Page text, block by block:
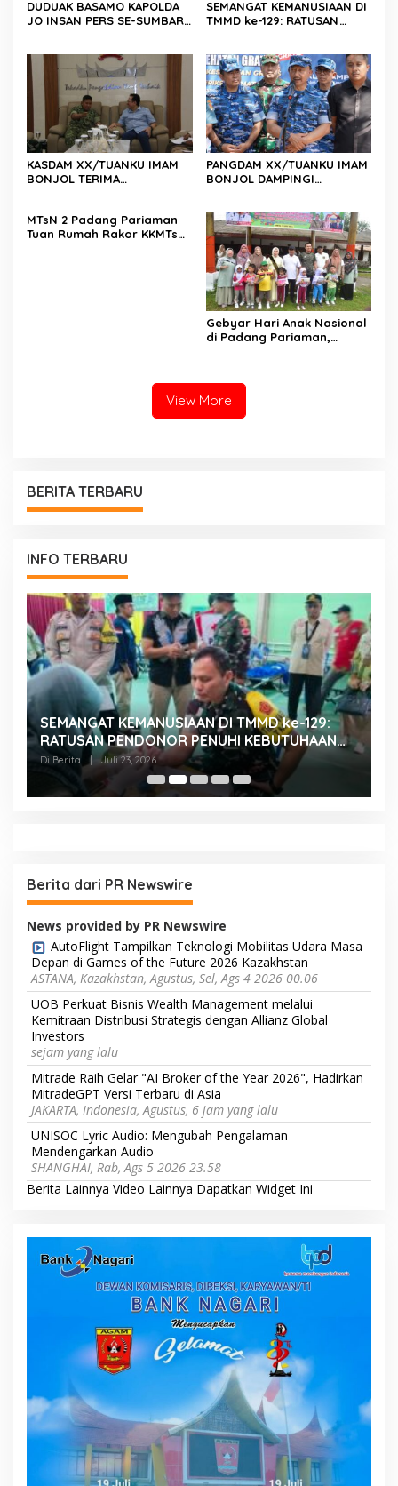
DUDUAK BASAMO KAPOLDA
JO INSAN PERS SE-SUMBAR,
Polri dan Media Demi
Kepentingan Masyarakat
SEMANGAT KEMANUSIAAN DI
TMMD ke-129: RATUSAN
KASDAM XX/TUANKU IMAM
BONJOL TERIMA
GUSMAN, S.E., M.B.A., DI
MAKODAM
PANGDAM XX/TUANKU IMAM
BONJOL DAMPINGI
SJAHRIR
MTsN 2 Padang Pariaman
Tuan Rumah Rakor KKMTs
Gebyar Hari Anak Nasional
di Padang Pariaman,
untuk Semua Anak
View More
BERITA TERBARU
INFO TERBARU
SEMANGAT KEMANUSIAAN DI TMMD ke-129:
RATUSAN PENDONOR PENUHI KEBUTUHAAN
STOK DARAH
Di Berita | Juli 23, 2026
Berita dari PR Newswire
News provided by PR Newswire
AutoFlight Tampilkan Teknologi Mobilitas Udara Masa
Depan di Games of the Future 2026 Kazakhstan
ASTANA, Kazakhstan, Agustus, Sel, Ags 4 2026 00.06
UOB Perkuat Bisnis Wealth Management melalui
Kemitraan Distribusi Strategis dengan Allianz Global
Investors
sejam yang lalu
Mitrade Raih Gelar "AI Broker of the Year 2026", Hadirkan
MitradeGPT Versi Terbaru di Asia
JAKARTA, Indonesia, Agustus, 6 jam yang lalu
UNISOC Lyric Audio: Mengubah Pengalaman
Mendengarkan Audio
SHANGHAI, Rab, Ags 5 2026 23.58
Berita Lainnya Video Lainnya Dapatkan Widget Ini